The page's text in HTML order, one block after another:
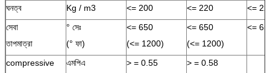
ঘনত্ব
Kg / m3 <= 200 <= 220
<=
সেবা
তাপমাত্রা
° সেঃ
(° ফা)
<= 650
(<= 1200)
<= 650
(<= 1200)
<=
compressive
এমপিএ
> = 0.55
> = 0.58